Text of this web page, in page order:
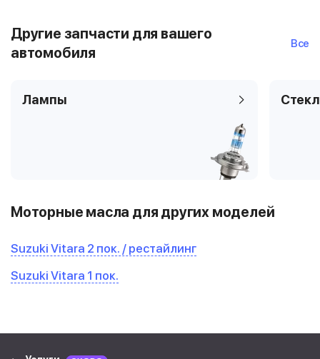
Другие запчасти для вашего
автомобиля
Все
Лампы
Моторные масла для других моделей
Suzuki Vitara 2 пок. / рестайлинг
Suzuki Vitara 1 пок.